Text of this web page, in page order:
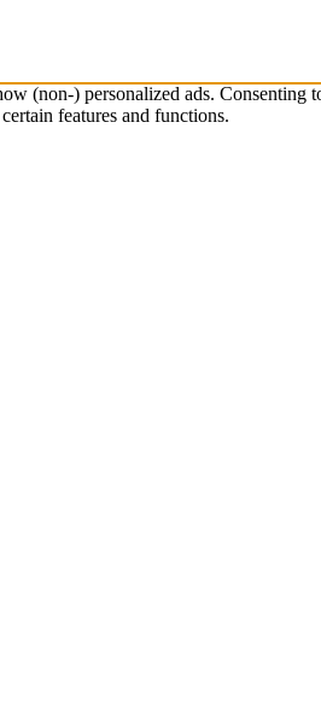
(non-) personalized ads. Consenting
features and functions.